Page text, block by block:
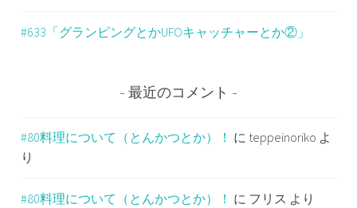
#633「グランピングとかUFOキャッチャーとか②」
最近のコメント
#80料理について（とんかつとか）！ に teppeinoriko よ
り
#80料理について（とんかつとか）！ に フリス より